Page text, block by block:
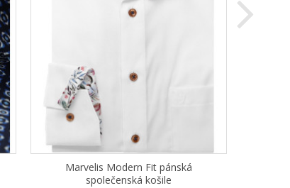
Marvelis Modern Fit pánská
společenská košile